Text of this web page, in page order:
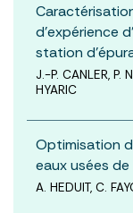
d’expérience
station
J.-P. CANLER, P.
HYARIC
Optimisation
eaux usées de
A. HEDUIT, C.